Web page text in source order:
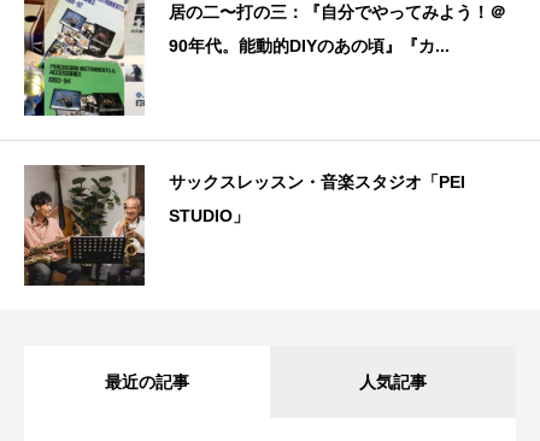
居の二〜打の三：『自分でやってみよう！＠
90年代。能動的DIYのあの頃』『カ...
サックスレッスン・音楽スタジオ「PEI
STUDIO」
最近の記事 人気記事